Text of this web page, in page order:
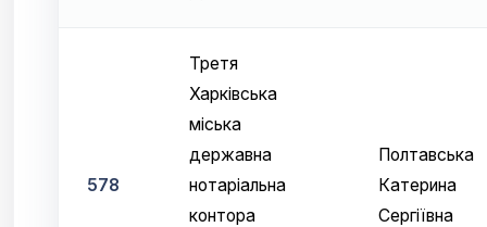
578
Третя
Харківська
міська
державна
нотаріальна
контора
Полтавська
Катерина
Сергіївна